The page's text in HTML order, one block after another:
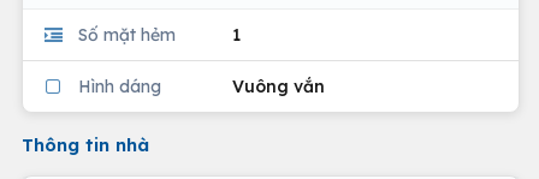
Số mặt hẻm 1
Hình dáng Vuông vắn
Thông tin nhà